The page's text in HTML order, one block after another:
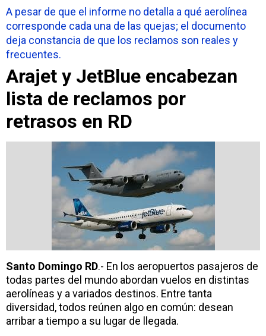
A pesar de que el informe no detalla a qué aerolínea
corresponde cada una de las quejas; el documento
deja constancia de que los reclamos son reales y
frecuentes.
Arajet y JetBlue encabezan
lista de reclamos por
retrasos en RD
Santo Domingo RD.- En los aeropuertos pasajeros de
todas partes del mundo abordan vuelos en distintas
aerolíneas y a variados destinos. Entre tanta
diversidad, todos reúnen algo en común: desean
arribar a tiempo a su lugar de llegada.